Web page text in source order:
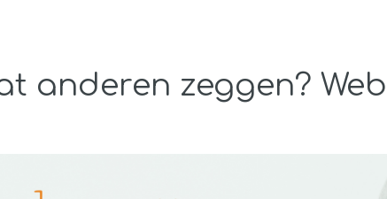
anderen zeggen?